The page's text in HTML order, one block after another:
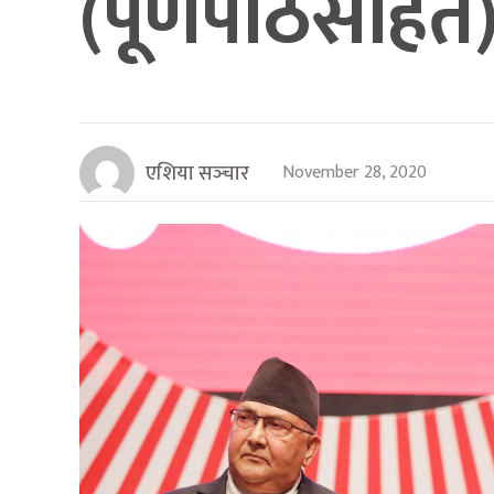
एशिया सञ्‍चार November 28, 2020